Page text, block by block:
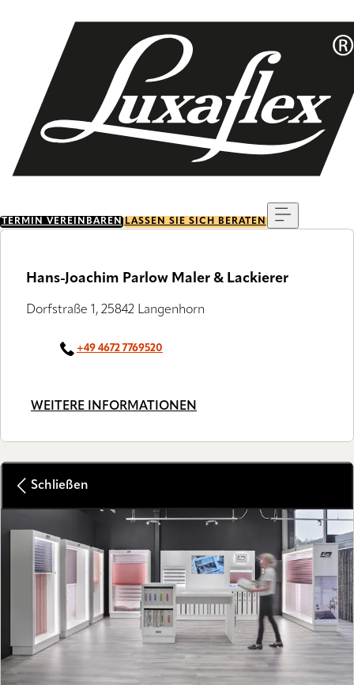
TERMIN VEREINBAREN LASSEN SIE SICH BERATEN
Hans-Joachim Parlow Maler & Lackierer
Dorfstraße 1, 25842 Langenhorn
+49 4672 7769520
WEITERE INFORMATIONEN
Schließen